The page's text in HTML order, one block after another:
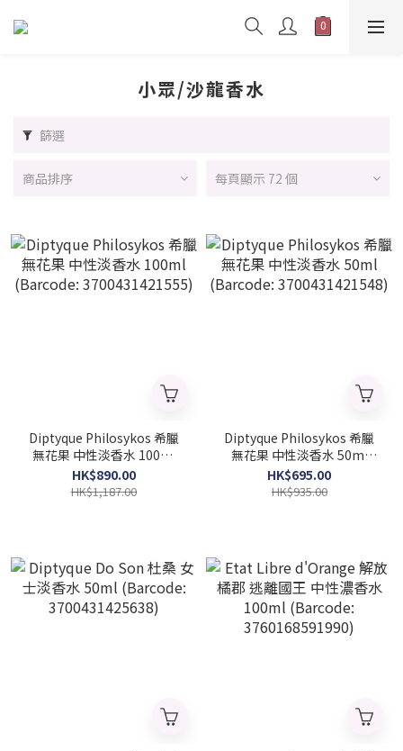
小眾/沙龍香水
篩選
商品排序 每頁顯示 72 個
Diptyque Philosykos 希臘
無花果 中性淡香水 100ml
(Barcode: 3700431421555)
HK$890.00
HK$1,187.00
Diptyque Philosykos 希臘
無花果 中性淡香水 50ml
(Barcode: 3700431421548)
HK$695.00
HK$935.00